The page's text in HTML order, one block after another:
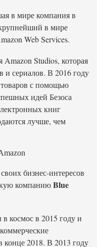
в мире компания в
в мире
Web Services.
Studios, которая
и сериалов. В 2016 году
товаров с помощью
идей Безоса
книг
лучше, чем
бизнес-интересов
компаниюBlue
космос в 2015 году и
конце 2018. В 2013 году